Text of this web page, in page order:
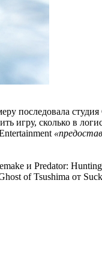
последовала
игру, сколько в
и Predator:
of Tsushima от